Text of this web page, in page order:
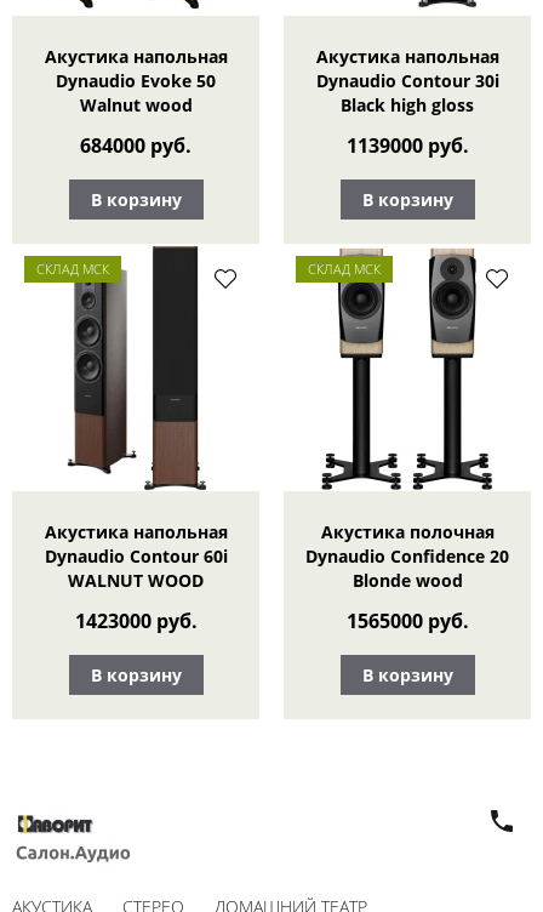
Акустика напольная
Dynaudio Evoke 50
Walnut wood
684000 руб.
В корзину
Акустика напольная
Dynaudio Contour 30i
Black high gloss
1139000 руб.
В корзину
СКЛАД МСК
Акустика напольная
Dynaudio Contour 60i
WALNUT WOOD
1423000 руб.
В корзину
СКЛАД МСК
Акустика полочная
Dynaudio Confidence 20
Blonde wood
1565000 руб.
В корзину
АКУСТИКА СТЕРЕО ДОМАШНИЙ ТЕАТР